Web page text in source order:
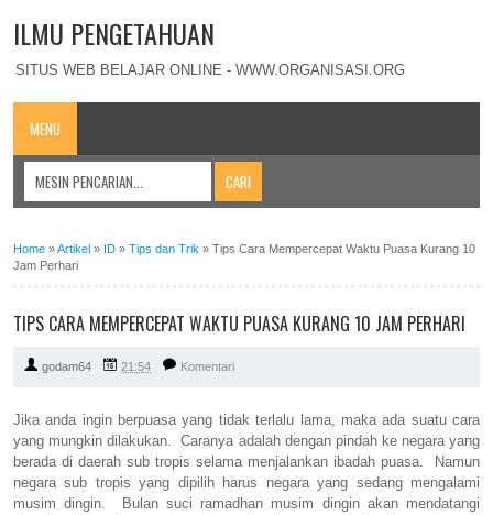
ILMU PENGETAHUAN
SITUS WEB BELAJAR ONLINE - WWW.ORGANISASI.ORG
MENU
Home »Artikel » ID » Tips dan Trik » Tips Cara Mempercepat Waktu Puasa Kurang 10
Jam Perhari
TIPS CARA MEMPERCEPAT WAKTU PUASA KURANG 10 JAM PERHARI
godam64 21:54 Komentari
Jika anda ingin berpuasa yang tidak terlalu lama, maka ada suatu cara
yang mungkin dilakukan. Caranya adalah dengan pindah ke negara yang
berada di daerah sub tropis selama menjalankan ibadah puasa. Namun
negara sub tropis yang dipilih harus negara yang sedang mengalami
musim dingin. Bulan suci ramadhan musim dingin akan mendatangi